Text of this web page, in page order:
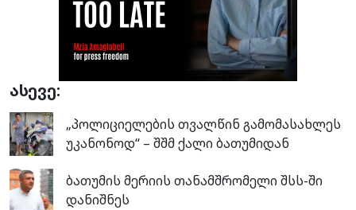
ასევე:
„პოლიციელების თვალწინ გამომასახლეს
უკანონოდ“ – შშმ ქალი ბათუმიდან
ბათუმის მერიის თანამშრომელი შსს-ში
დანიშნეს